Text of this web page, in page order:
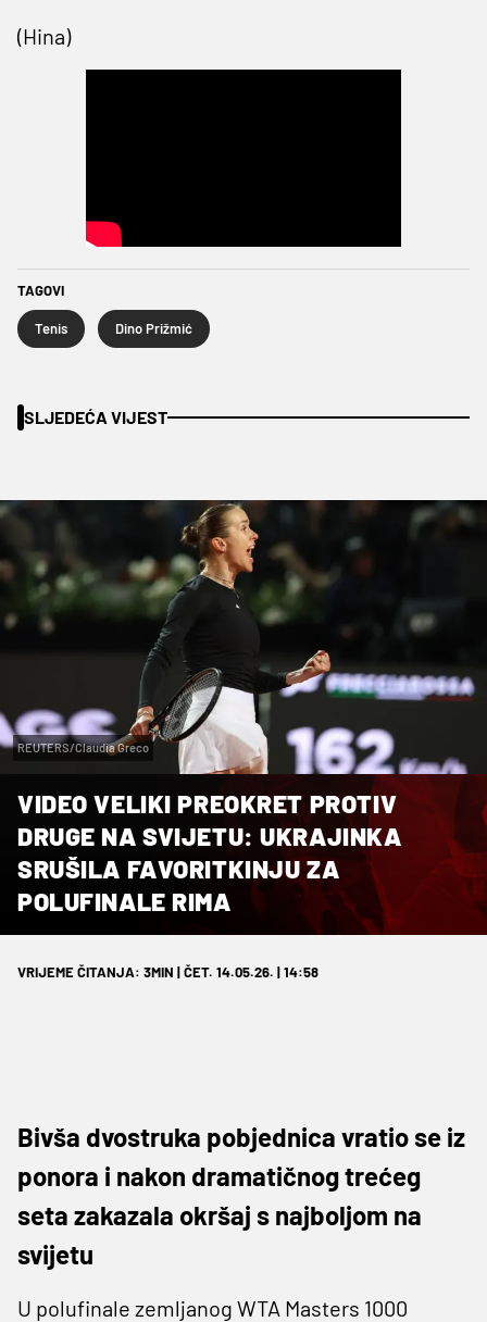
(Hina)
TAGOVI
Tenis Dino Prižmić
SLJEDEĆA VIJEST
REUTERS/Claudia Greco
VIDEO VELIKI PREOKRET PROTIV
DRUGE NA SVIJETU: UKRAJINKA
SRUŠILA FAVORITKINJU ZA
POLUFINALE RIMA
VRIJEME ČITANJA: 3MIN | ČET. 14.05.26. | 14:58
Bivša dvostruka pobjednica vratio se iz
ponora i nakon dramatičnog trećeg
seta zakazala okršaj s najboljom na
svijetu
U polufinale zemljanog WTA Masters 1000